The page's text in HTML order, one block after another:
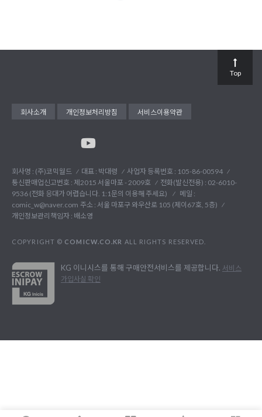
회사소개 개인정보처리방침 서비스이용약관
회사명 : (주)코믹월드 대표 : 박대령
사업자 등록번호 : 105-86-00594
통신판매업신고번호 : 제2015 서울마포 - 2009호
전화(발신전용) : 02-6010-
9536 (전화 응대가 어렵습니다. 1:1문의 이용해 주세요)
메일 :
comic_w@naver.com 주소 : 서울 마포구 와우산로 105 (제이67호, 5층)
개인정보관리책임자 : 배소영
COPYRIGHT © COMICW.CO.KR ALL RIGHTS RESERVED.
KG 이니시스를 통해 구매안전서비스를 제공합니다. 서비스
가입사실 확인
Top